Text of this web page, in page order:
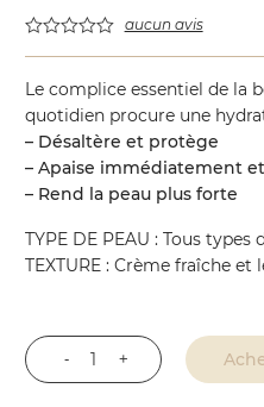
aucun avis
Le complice essentiel de la
quotidien procure une
– Désaltère et protège
– Apaise immédiatement
– Rend la peau plus forte
TYPE DE PEAU : Tous types
TEXTURE : Crème fraîche et
quantité